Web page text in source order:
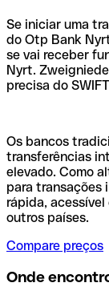
Se iniciar uma
do Otp Bank
se vai receber
Nyrt.
precisa do
Os bancos
transferências
elevado. Como
para transações
rápida,
outros países.
Compare preços
Onde